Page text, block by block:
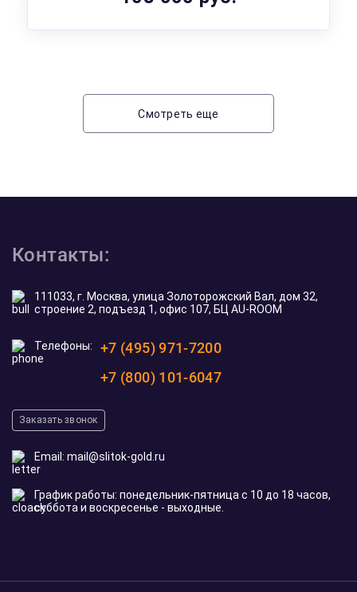
Смотреть еще
Контакты:
111033, г. Москва, улица Золоторожский Вал, дом 32,
строение 2, подъезд 1, офис 107, БЦ AU-ROOM
Телефоны:
+7 (495) 971-7200
+7 (800) 101-6047
Заказать звонок
Email: mail@slitok-gold.ru
График работы: понедельник-пятница с 10 до 18 часов,
суббота и воскресенье - выходные.